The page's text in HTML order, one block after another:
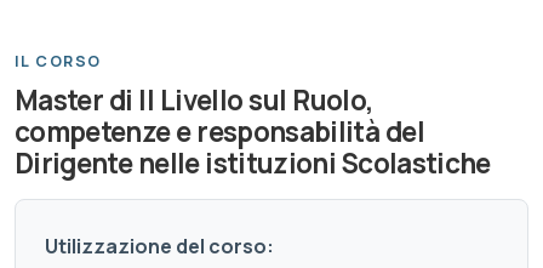
IL CORSO
Master di II Livello sul Ruolo,
competenze e responsabilità del
Dirigente nelle istituzioni Scolastiche
Utilizzazione del corso: